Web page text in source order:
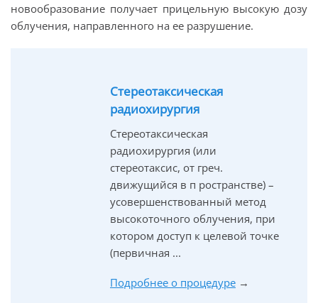
новообразование получает прицельную высокую дозу
облучения, направленного на ее разрушение.
Стереотаксическая
радиохирургия
Стереотаксическая
радиохирургия (или
стереотаксис, от греч.
движущийся в п ространстве) –
усовершенствованный метод
высокоточного облучения, при
котором доступ к целевой точке
(первичная ...
Подробнее о процедуре →